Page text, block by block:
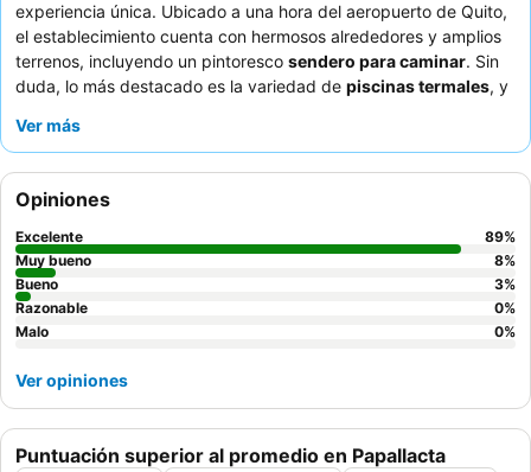
experiencia única. Ubicado a una hora del aeropuerto de Quito,
el establecimiento cuenta con hermosos alrededores y amplios
terrenos, incluyendo un pintoresco sendero para caminar. Sin
duda, lo más destacado es la variedad de piscinas termales, y
huéspedes elogian constantemente al personal excepcional y
el variado desayuno bufé. Para una experiencia mejorada,
considere las habitaciones con
y acceso directo a las piscinas de aguas termales.
Ver más
Puntuación superior al promedio en Papallacta
Opiniones
Excelente 89%
Muy bueno
8%
Bueno
3%
Razonable
0%
Malo
0%
Ver opiniones